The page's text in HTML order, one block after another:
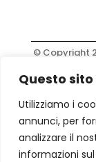
Questo
Utilizziamo i
annunci, per
analizzare il
informazioni
© Copyright
Cantiano
Privacy